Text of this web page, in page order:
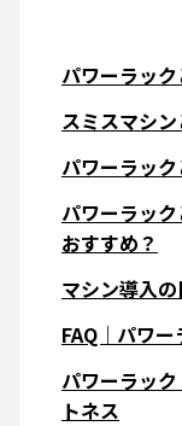
パワーラック
スミスマシン
パワーラッ
パワーラッ
おすすめ？
マシン導入
FAQ｜パワ
パワーラッ
トネス